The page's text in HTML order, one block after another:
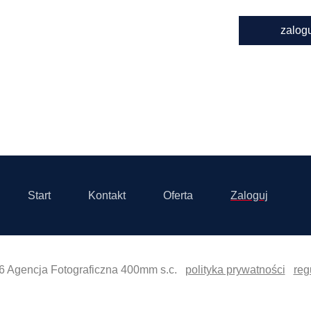
Start Kontakt Oferta Zaloguj
Agencja Fotograficzna 400mm s.c. polityka prywatności